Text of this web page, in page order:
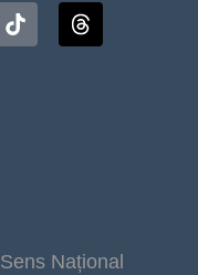
Sens Național